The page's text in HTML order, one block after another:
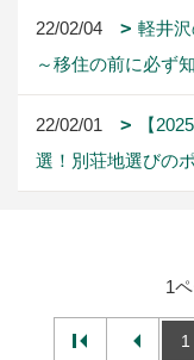
22/02/04
軽井
～移住の前に必ず
22/02/01
【
選！別荘地選びの
1
1